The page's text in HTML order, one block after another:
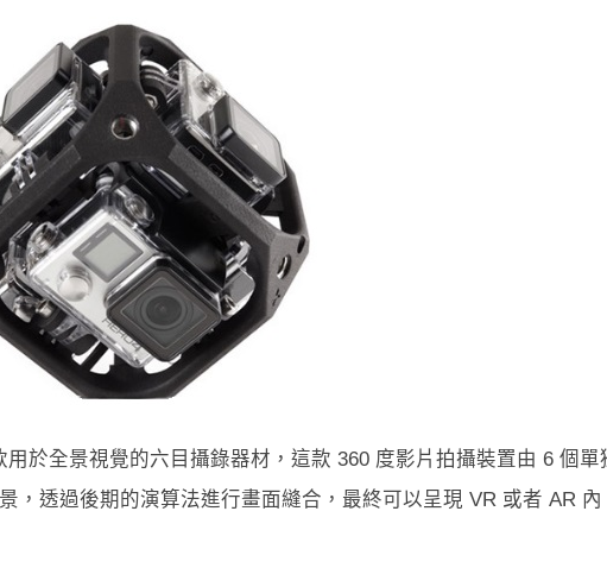
於全景視覺的六目攝錄器材，這款 360 度影片拍攝裝置由 6 個單
，透過後期的演算法進行畫面縫合，最終可以呈現 VR 或者 AR 內